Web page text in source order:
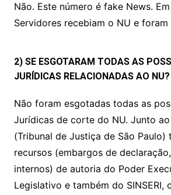
Não. Este número é fake News.
Servidores recebiam o NU e
2) SE ESGOTARAM TODAS AS
JURÍDICAS RELACIONADAS AO NU?
Não foram esgotadas todas as
Jurídicas de corte do NU. Junto
(Tribunal de Justiça de São Paulo)
recursos (embargos de
internos) de autoria do Poder
Legislativo e também do SINSERI,